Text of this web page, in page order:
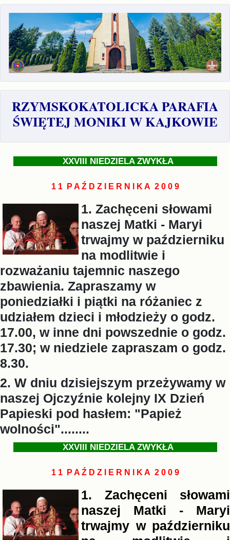
RZYMSKOKATOLICKA PARAFIA
ŚWIĘTEJ MONIKI W KAJKOWIE
XXVIII NIEDZIELA ZWYKŁA
1 1 P A Ź D Z I E R N I K A 2 0 0 9
1. Zachęceni słowami
naszej Matki - Maryi
trwajmy w październiku
na modlitwie i
rozważaniu tajemnic naszego
zbawienia. Zapraszamy w
poniedziałki i piątki na różaniec z
udziałem dzieci i młodzieży o godz.
17.00, w inne dni powszednie o godz.
17.30; w niedziele zapraszam o godz.
8.30.
2. W dniu dzisiejszym przeżywamy w
naszej Ojczyźnie kolejny IX Dzień
Papieski pod hasłem: "Papież
wolności"........
XXVIII NIEDZIELA ZWYKŁA
1 1 P A Ź D Z I E R N I K A 2 0 0 9
1. Zachęceni słowami
naszej Matki - Maryi
trwajmy w październiku